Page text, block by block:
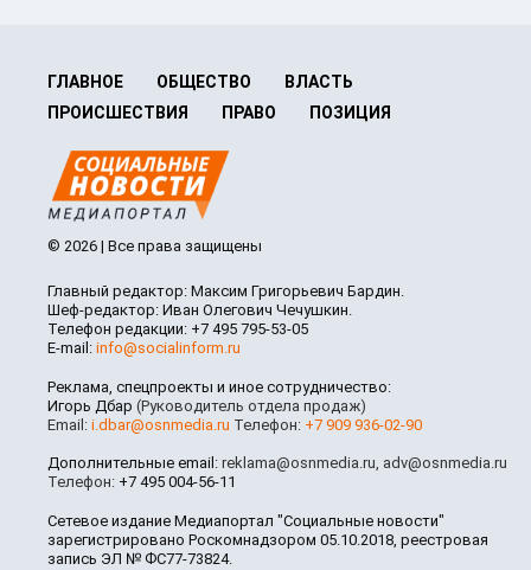
ГЛАВНОЕ ОБЩЕСТВО
ВЛАСТЬ
ПРОИСШЕСТВИЯ
ПРАВО ПОЗИЦИЯ
© 2026 | Все права защищены
Главный редактор: Максим Григорьевич Бардин.
Шеф-редактор: Иван Олегович Чечушкин.
Телефон редакции: +7 495 795-53-05
E-mail: info@socialinform.ru
Реклама, спецпроекты и иное сотрудничество:
Игорь Дбар (Руководитель отдела продаж)
Email: i.dbar@osnmedia.ru Телефон: +7 909 936-02-90
Дополнительные email: reklama@osnmedia.ru, adv@osnmedia.ru
Телефон: +7 495 004-56-11
Сетевое издание Медиапортал "Социальные новости"
зарегистрировано Роскомнадзором 05.10.2018, реестровая
запись ЭЛ № ФС77-73824.